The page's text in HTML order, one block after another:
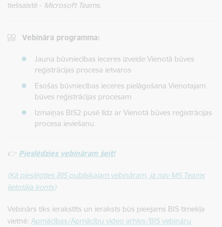
tiešsaistē - Microsoft Teams.
Vebināra programma:
Jauna būvniecības ieceres izveide Vienotā būves
reģistrācijas procesa ietvaros
Esošas būvniecības ieceres pielāgošana Vienotajam
būves reģistrācijas procesam
Izmaiņas BIS2 pusē līdz ar Vienotā būves reģistrācijas
procesa ieviešanu.
👉 Pieslēdzies vebināram šeit!
(Kā pieslēgties BIS publiskajam vebināram, ja nav MS Teams
lietotāja konts)
Vebinārs tiks ierakstīts un ieraksts būs pieejams BIS tīmekļa
vietnē: Apmācības/Apmācību video arhīvs/BIS vebināru